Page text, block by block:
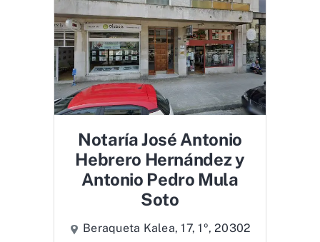
Notaría José Antonio
Hebrero Hernández y
Antonio Pedro Mula
Soto
Beraqueta Kalea, 17, 1º, 20302